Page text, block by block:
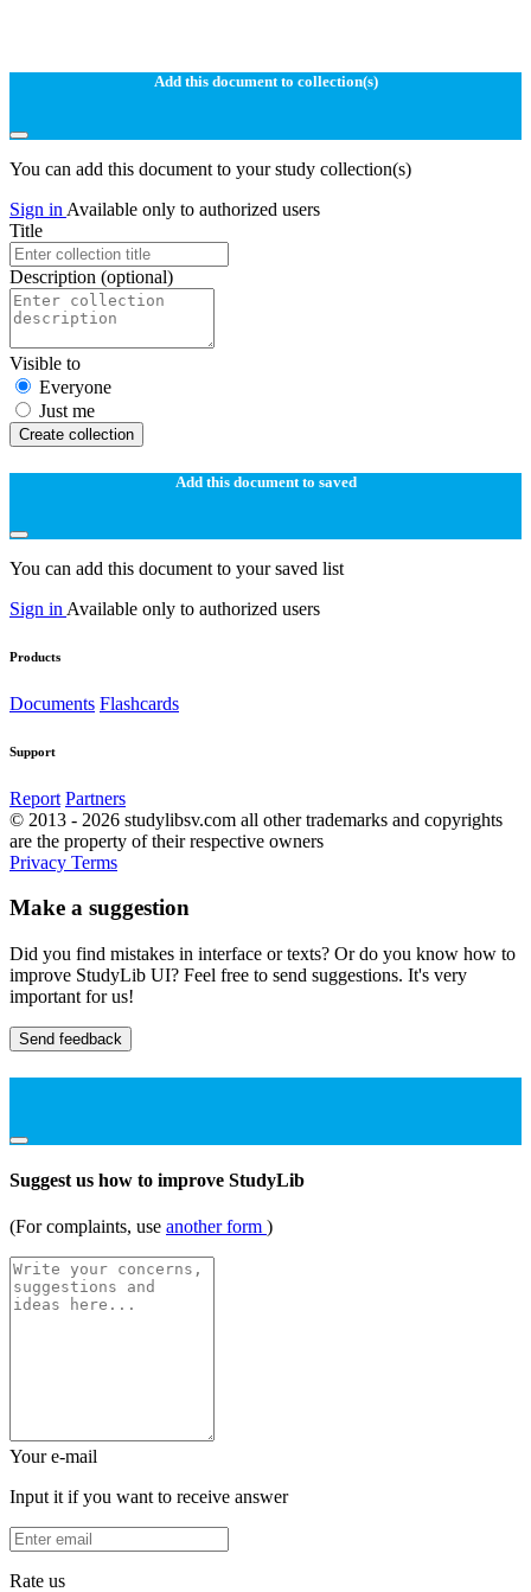
Add this document to collection(s)
You can add this document to your study collection(s)
Sign in Available only to authorized users
Title
Description (optional)
Visible to
Everyone
Just me
Create collection
Add this document to saved
You can add this document to your saved list
Sign in Available only to authorized users
Products
Documents Flashcards
Support
Report Partners
© 2013 - 2026 studylibsv.com all other trademarks and copyrights
are the property of their respective owners
Privacy Terms
Make a suggestion
Did you find mistakes in interface or texts? Or do you know how to
improve StudyLib UI? Feel free to send suggestions. It's very
important for us!
Send feedback
Suggest us how to improve StudyLib
(For complaints, use another form )
Your e-mail
Input it if you want to receive answer
Rate us